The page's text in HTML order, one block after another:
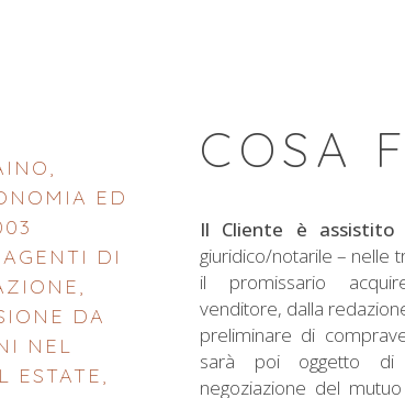
ED
DI
DA
NEL
ESTATE,
COSA
Il Cliente è assistito
giuridico/notarile – nelle
il promissario
venditore, dalla
preliminare di
sarà poi oggetto di
negoziazione del